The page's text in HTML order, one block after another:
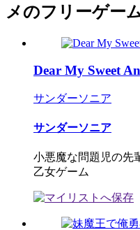
メのフリーゲー
Dear My Sweet
サンダーソニア
サンダーソニア
小悪魔な問題児の先
乙女ゲーム